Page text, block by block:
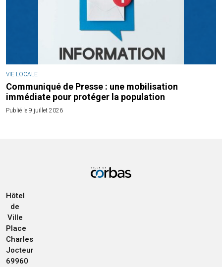
VIE LOCALE
Communiqué de Presse : une mobilisation
immédiate pour protéger la population
Publié le 9 juillet 2026
Hôtel
de
Ville
Place
Charles
Jocteur
69960